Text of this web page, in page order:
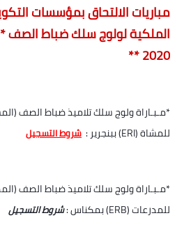
مباريات الالتحاق بمؤسسات
2020 **
*مـبـاراة ولوج سلك تلاميذ ضباط الصف
للمشاة (ERI) ببنجرير :
شروط التسجيل
*مـبـاراة ولوج سلك تلاميذ ضباط الصف
للمدرعات (ERB) بمكناس :
شروط التسجيل